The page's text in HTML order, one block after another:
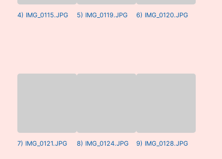
4) IMG_0115.JPG 5) IMG_0119.JPG 6) IMG_0120.JPG
7) IMG_0121.JPG 8) IMG_0124.JPG 9) IMG_0128.JPG